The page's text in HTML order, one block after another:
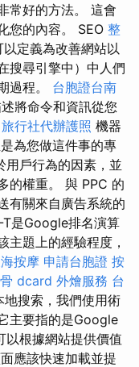
常好的方法。 這會
您的內容。 SEO 整
以定義為改善網站以
搜尋引擎中）中人們
過程。 台胞證台南
將命令和資訊從您
旅行社代辦護照 機器
為您做這件事的專
戶行為的因素，並
的權重。 與 PPC 的
有關來自廣告系統的
是Google排名演算
主題上的經驗程度，
按摩 申請台胞證 按
dcard 外燴服務 台
地搜索，我們使用術
主要指的是Google
根據網站提供價值
應該快速加載並提